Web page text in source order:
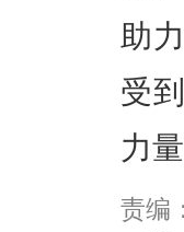
助
受
力量
责编